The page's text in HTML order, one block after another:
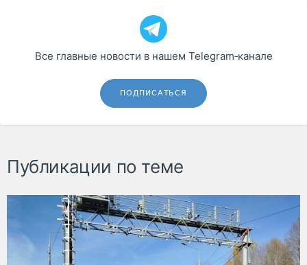
Все главные новости в нашем Telegram‑канале
ПОДПИСАТЬСЯ
Публикации по теме